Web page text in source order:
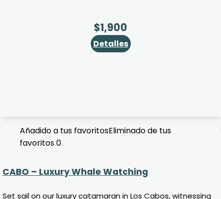
$1,900
Detalles
Añadido a tus favoritosEliminado de tus
favoritos0
CABO – Luxury Whale Watching
Set sail on our luxury catamaran in Los Cabos, witnessing